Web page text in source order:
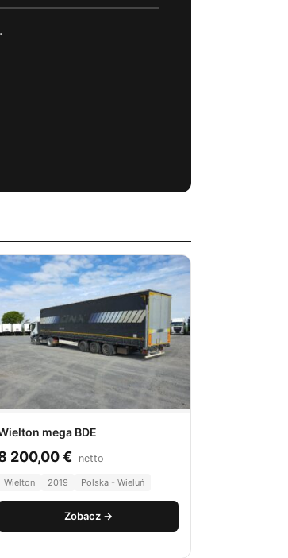
mega BDE
200,00€ netto
Wielton 2019 Polska - Wieluń
Zobacz →